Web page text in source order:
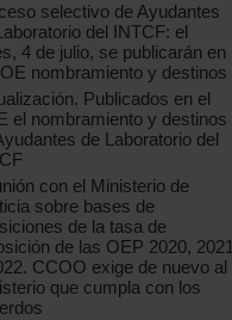
selectivo de Ayudantes
del INTCF: el
4 de julio, se publicarán en
nombramiento y destinos
Publicados en el
el nombramiento y destinos
de Laboratorio del
con el Ministerio de
sobre bases de
de la tasa de
de las OEP 2020, 2021
CCOO exige de nuevo al
que cumpla con los